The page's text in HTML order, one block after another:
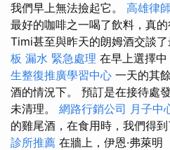
我們早上無法撿起它。 高雄律
最好的咖啡之一喝了飲料，真的
Timi甚至與昨天的朗姆酒交談了
板 漏水 緊急處理 在早上選擇
生整復推廣學習中心 一天的其
酒的情況下。 預訂是在接待處
未清理。 網路行銷公司 月子中
的雞尾酒，在食用時，我們得到
診所推薦 在牆上，伊恩·弗萊明